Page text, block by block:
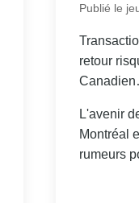
Publié le
retour
L'avenir
Montréal
rumeurs